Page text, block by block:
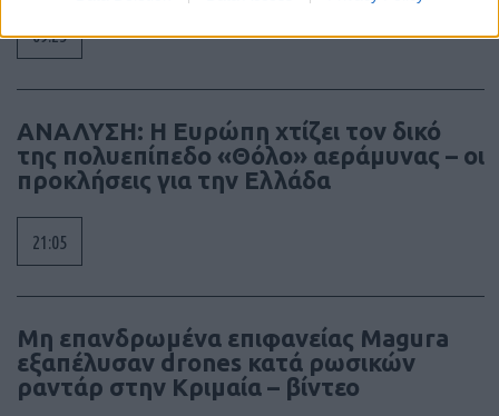
09:25
ΑΝΑΛΥΣΗ: Η Ευρώπη χτίζει τον δικό
της πολυεπίπεδο «Θόλο» αεράμυνας – οι
προκλήσεις για την Ελλάδα
21:05
Μη επανδρωμένα επιφανείας Magura
εξαπέλυσαν drones κατά ρωσικών
ραντάρ στην Κριμαία – βίντεο